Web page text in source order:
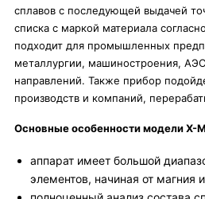
сплавов с последующей выдачей
списка с маркой материала
подходит для промышленных
металлургии, машиностроения,
направлений. Также прибор
производств и компаний,
Основные особенности модели X-
аппарат имеет большой
элементов, начиная от магния